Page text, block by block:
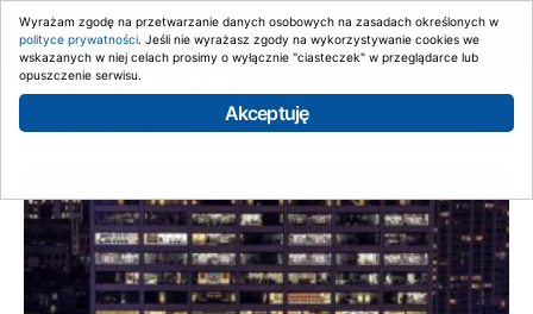
Strona główna
Tag: Piński
Wyrażam zgodę na przetwarzanie danych osobowych na zasadach określonych w
polityce prywatności. Jeśli nie wyrażasz zgody na wykorzystywanie cookies we
wskazanych w niej celach prosimy o wyłącznie "ciasteczek" w przeglądarce lub
opuszczenie serwisu.
Akceptuję